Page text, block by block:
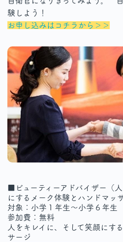
験しよう！
お申し込みはコチラから＞＞
■ビューティーアドバイザー（
にするメーク体験とハンドマッ
対象：小学１年生～小学６年生
参加費：無料
人をキレイに、そして笑顔にす
サージ